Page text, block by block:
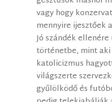
vagy hogy
mennyire ijesztőek
Jó szándék
történetbe, mint
katolicizmus
világszerte
gyűlölködő és